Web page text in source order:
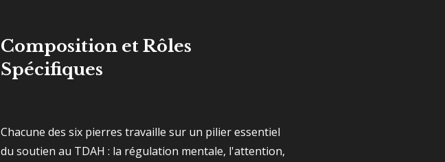
Composition et Rôles
Spécifiques
Chacune des six pierres travaille sur un pilier essentiel
du soutien au TDAH : la régulation mentale, l'attention,